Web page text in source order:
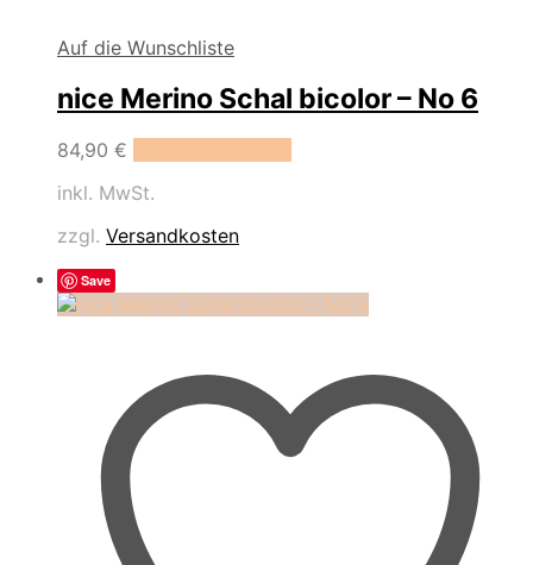
Auf die Wunschliste
nice Merino Schal bicolor – No 6
84,90 €
inkl. MwSt.
zzgl. Versandkosten
Save